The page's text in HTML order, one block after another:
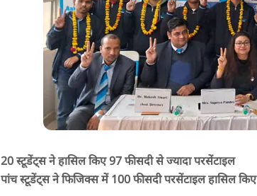
20 स्टूडेंट्स ने हासिल किए 97 फीसदी से ज्यादा परसेंटाइल
पांच स्टूडेंट्स ने फिजिक्स में 100 फीसदी परसेंटाइल हासिल किए